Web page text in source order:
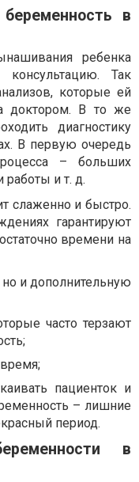
в
ребенка
Так
которые ей
доктором. В то же
диагностику
В первую очередь
– больших
работы и т. д.
слаженно и быстро.
гарантируют
времени на
и дополнительную
часто терзают
пациенток и
– лишние
период.
в